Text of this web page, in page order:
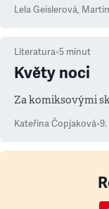
Lela Geislerová,
Literatura•5 minut
Květy noci
Za komiksovými
Kateřina Čopjaková•9.